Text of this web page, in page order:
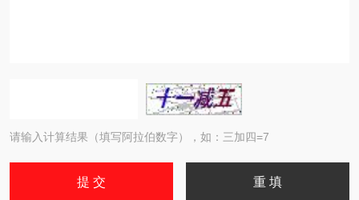
请输入计算结果（填写阿拉伯数字），如：三加四=7